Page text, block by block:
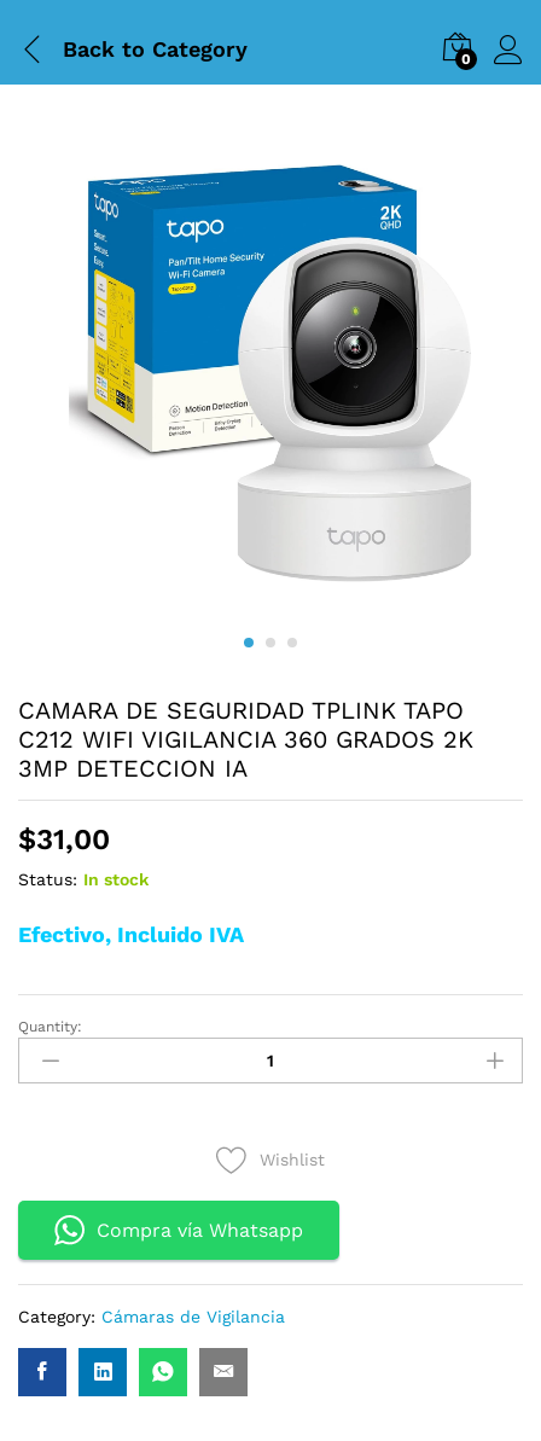
Back to Category 0
CAMARA DE SEGURIDAD TPLINK TAPO
C212 WIFI VIGILANCIA 360 GRADOS 2K
3MP DETECCION IA
$31,00
Status: In stock
Efectivo, Incluido IVA
CAMARA
SEGURIDAD
VIGILANCIA
3MP
DETECCION
Quantity:
Wishlist
Compra vía Whatsapp
Category: Cámaras de Vigilancia